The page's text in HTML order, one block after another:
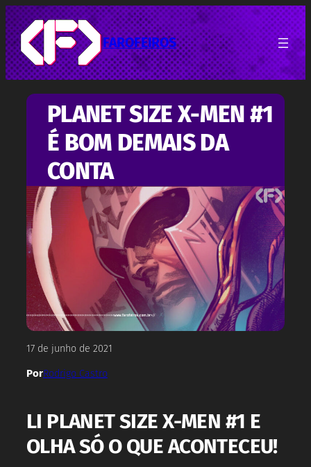
Pular
para
o
conteúdo
FAROFEIROS
PLANET SIZE X-MEN #1
É BOM DEMAIS DA
CONTA
17 de junho de 2021
PorRodrigo Castro
LI PLANET SIZE X-MEN #1 E
OLHA SÓ O QUE ACONTECEU!